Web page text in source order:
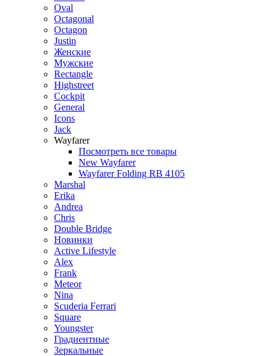
Oval
Octagonal
Octagon
Justin
Женские
Мужские
Rectangle
Highstreet
Cockpit
General
Icons
Jack
Wayfarer
Посмотреть все товары
New Wayfarer
Wayfarer Folding RB 4105
Marshal
Erika
Andrea
Chris
Double Bridge
Новинки
Active Lifestyle
Alex
Frank
Meteor
Nina
Scuderia Ferrari
Square
Youngster
Градиентные
Зеркальные